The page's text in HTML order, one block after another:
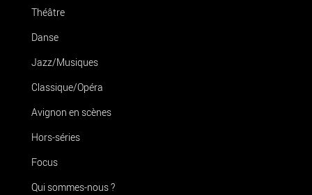
Théâtre
Danse
Jazz/Musiques
Classique/Opéra
Avignon en scènes
Hors-séries
Focus
Qui sommes-nous ?